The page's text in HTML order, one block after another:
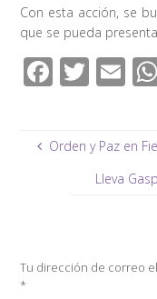
Con esta acción, se
que se pueda
F
b
T
er
E
Orden y Paz en
Lleva
Tu dirección de correo
*